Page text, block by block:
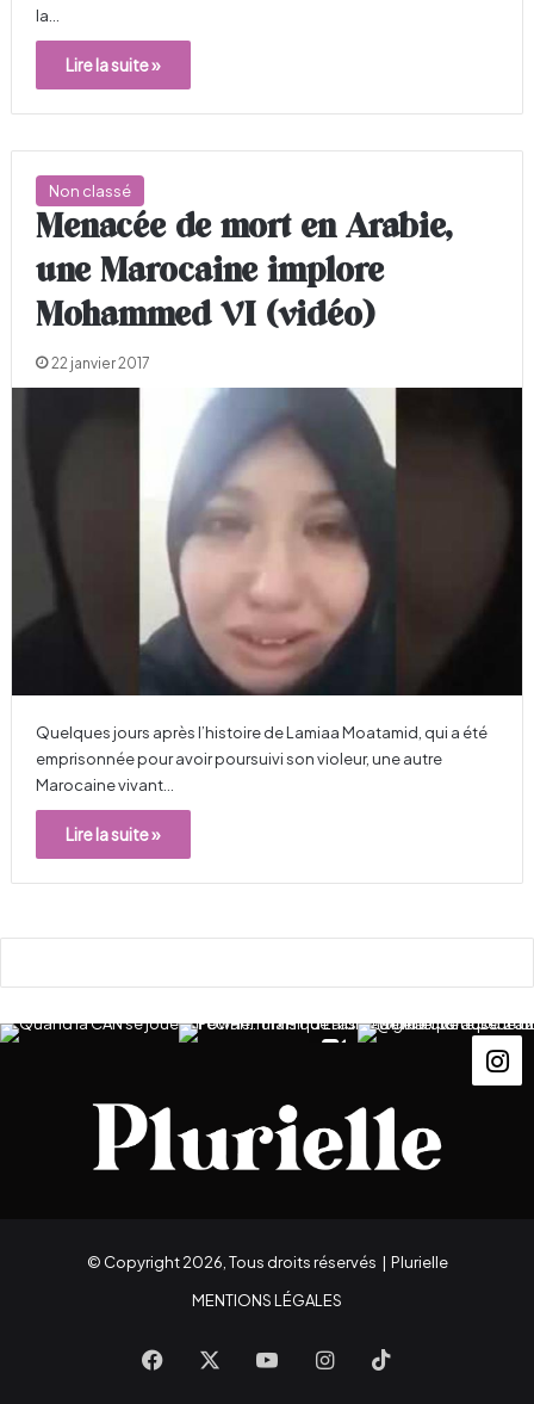
la…
Lire la suite »
Non classé
Menacée de mort en Arabie,
une Marocaine implore
Mohammed VI (vidéo)
22 janvier 2017
Quelques jours après l’histoire de Lamiaa Moatamid, qui a été
emprisonnée pour avoir poursuivi son violeur, une autre
Marocaine vivant…
Lire la suite »
© Copyright 2026, Tous droits réservés | Plurielle
MENTIONS LÉGALES
Facebook YouTubeInstagram